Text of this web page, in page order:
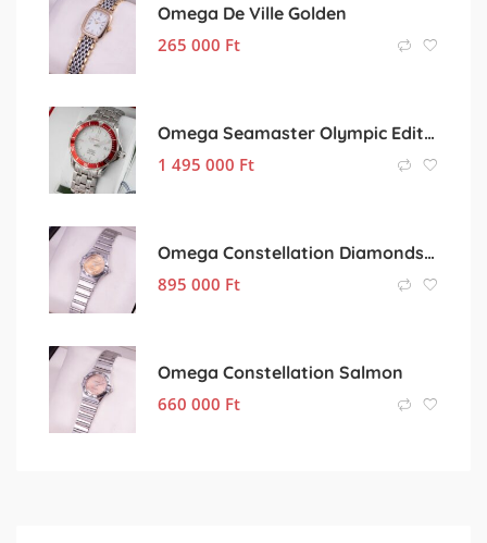
Omega De Ville Golden
265 000 Ft
Omega Seamaster Olympic Edition
1 495 000 Ft
Omega Constellation Diamonds – Limited Edition –
895 000 Ft
Omega Constellation Salmon
660 000 Ft